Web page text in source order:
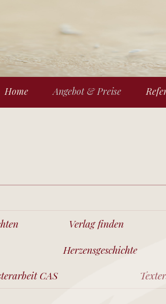
Home Angebot & Preise
Verlag finden
Herzensgeschichte
CAS